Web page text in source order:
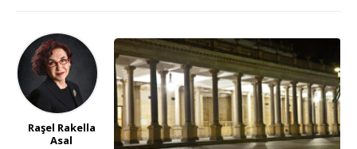
Raşel Rakella
Asal